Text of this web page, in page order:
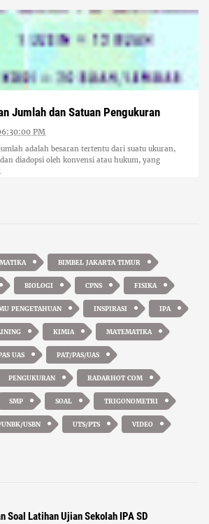
Jumlah dan Satuan Pengukuran
PM
adalah besaran tertentu dari suatu ukuran,
diadopsi oleh konvensi atau hukum, yang
BIMBEL JAKARTA TIMUR
BIOLOGI CPNS FISIKA
PENGETAHUAN INSPIRASI IPA
KIMIA MATEMATIKA
UAS PAT/PAS/UAS
PENGUKURAN RADARHOT COM
SMP SOAL TRIGONOMETRI
USBN UTS/PTS VIDEO
Soal Latihan Ujian Sekolah IPA SD